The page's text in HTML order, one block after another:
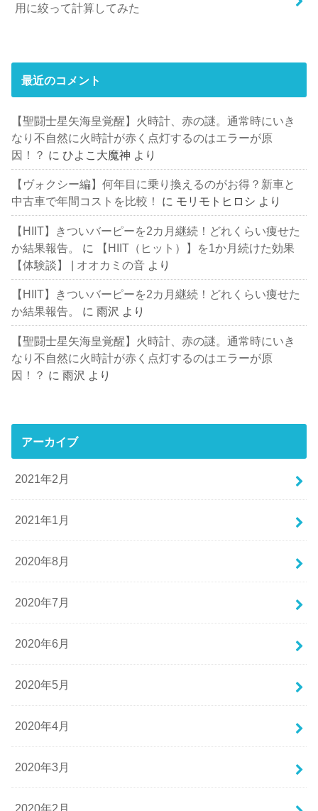
用に絞って計算してみた
最近のコメント
【聖闘士星矢海皇覚醒】火時計、赤の謎。通常時にいき
なり不自然に火時計が赤く点灯するのはエラーが原
因！？ に ひよこ大魔神 より
【ヴォクシー編】何年目に乗り換えるのがお得？新車と
中古車で年間コストを比較！
に モリモトヒロシ より
【HIIT】きついバーピーを2カ月継続！どれくらい痩せた
か結果報告。
に
【HIIT（ヒット）】を1か月続けた効果
【体験談】 | オオカミの音 より
【HIIT】きついバーピーを2カ月継続！どれくらい痩せた
か結果報告。
に雨沢 より
【聖闘士星矢海皇覚醒】火時計、赤の謎。通常時にいき
なり不自然に火時計が赤く点灯するのはエラーが原
因！？ に雨沢 より
アーカイブ
2021年2月
2021年1月
2020年8月
2020年7月
2020年6月
2020年5月
2020年4月
2020年3月
2020年2月